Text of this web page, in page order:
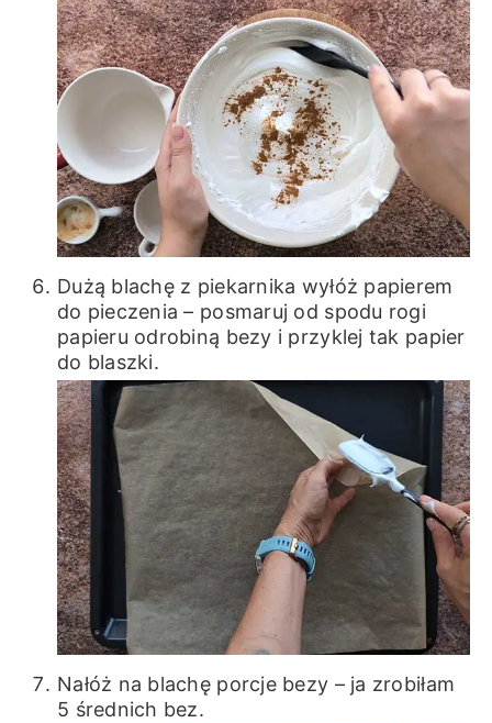
Dużą blachę z piekarnika wyłóż papierem
do pieczenia – posmaruj od spodu rogi
papieru odrobiną bezy i przyklej tak papier
do blaszki.
Nałóż na blachę porcje bezy – ja zrobiłam
5 średnich bez.